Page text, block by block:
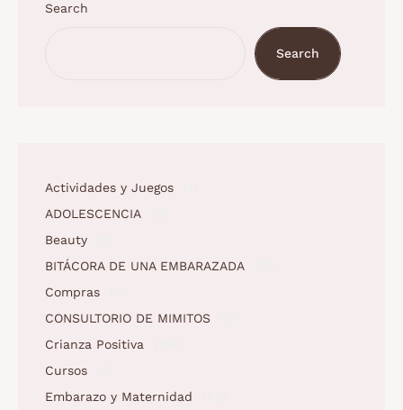
Search
Search
Actividades y Juegos
ADOLESCENCIA
Beauty
BITÁCORA DE UNA EMBARAZADA
Compras
CONSULTORIO DE MIMITOS
Crianza Positiva
Cursos
Embarazo y Maternidad